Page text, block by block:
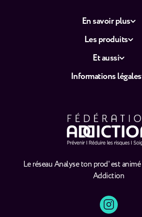
Le réseau Analyse ton prod' est
Addiction
En savoir plus
Les produits
Et aussi
Informations légales